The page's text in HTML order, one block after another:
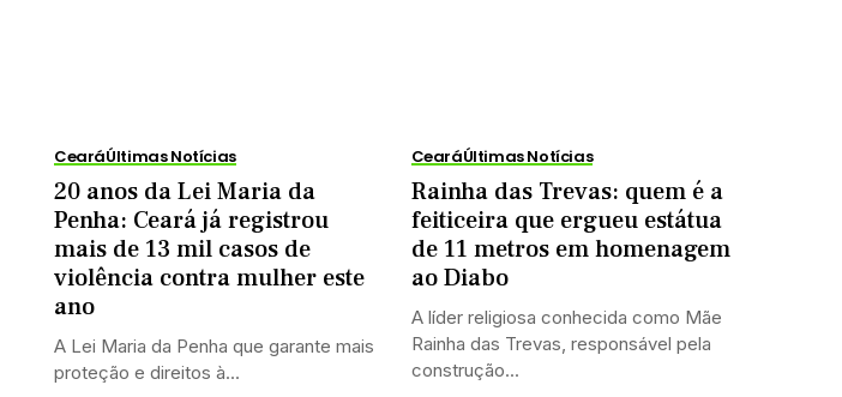
CearáÚltimas Notícias
20 anos da Lei Maria da
Penha: Ceará já registrou
mais de 13 mil casos de
violência contra mulher este
ano
A Lei Maria da Penha que garante mais
proteção e direitos à...
CearáÚltimas Notícias
Rainha das Trevas: quem é a
feiticeira que ergueu estátua
de 11 metros em homenagem
ao Diabo
A líder religiosa conhecida como Mãe
Rainha das Trevas, responsável pela
construção...